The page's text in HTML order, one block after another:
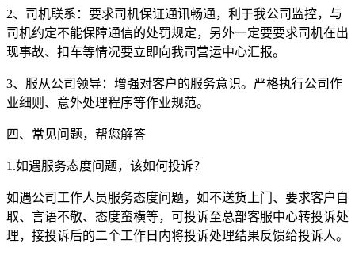
2、司机联系：要求司机保证通讯畅通，利于我公司监控，与
司机约定不能保障通信的处罚规定，另外一定要要求司机在出
现事故、扣车等情况要立即向我司营运中心汇报。
3、服从公司领导：增强对客户的服务意识。严格执行公司作
业细则、意外处理程序等作业规范。
四、常见问题，帮您解答
1.如遇服务态度问题，该如何投诉？
如遇公司工作人员服务态度问题，如不送货上门、要求客户自
取、言语不敬、态度蛮横等，可投诉至总部客服中心转投诉处
理，接投诉后的二个工作日内将投诉处理结果反馈给投诉人。